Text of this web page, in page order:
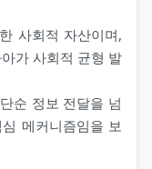
사회적 자산이며,
가 사회적 균형 발
순 정보 전달을 넘
메커니즘임을 보